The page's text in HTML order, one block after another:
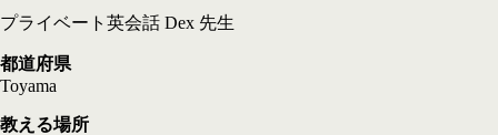
プライベート英会話 Dex 先生
都道府県
Toyama
教える場所